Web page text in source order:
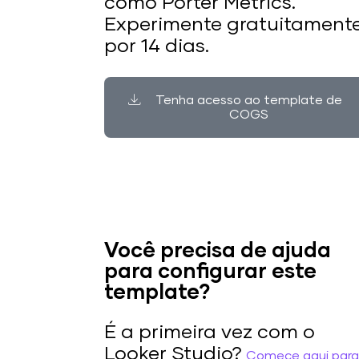
Experimente
por 14 dias.
Tenha acesso ao template de
COGS
Você precisa de ajuda
para configurar este
template?
É a primeira vez com o
Looker Studio? Comece aqui para